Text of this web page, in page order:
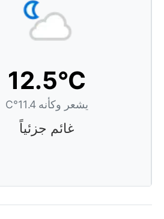
12.5°C
يشعر وكأنه 11.4°C
غائم جزئياً